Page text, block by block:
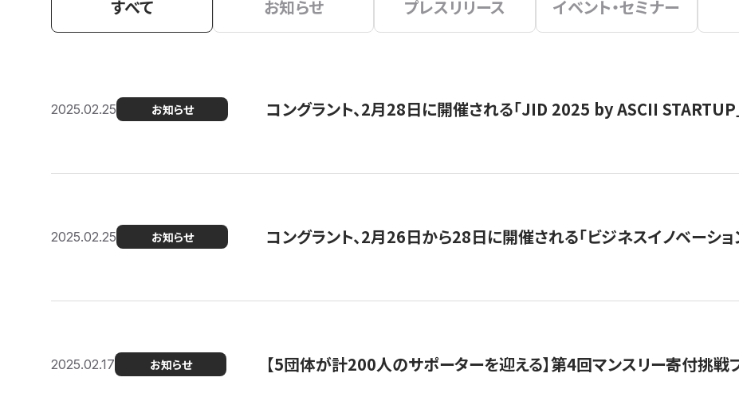
すべて お知らせ プレスリリース イベント・セミナー
2025.02.25 お知らせ コングラント、2月28日に開催される「JID 2025 by ASCII STARTUP
2025.02.25 お知らせ コングラント、2月26日から28日に開催される「ビジネスイノベーシ
2025.02.17 お知らせ 【5団体が計200人のサポーターを迎える】​​第4回マンスリー寄付挑戦